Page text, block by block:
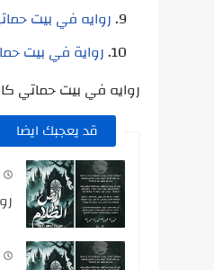
روايه في بيت
رواية في بيت
روايه في بيت حماتي
قد يعجبك ايضا